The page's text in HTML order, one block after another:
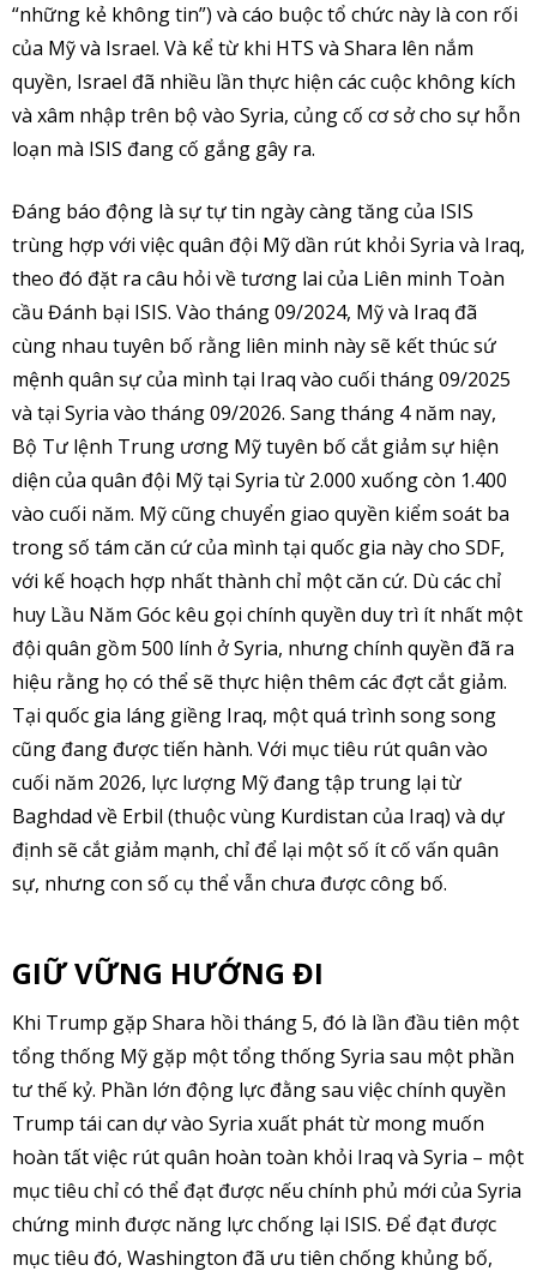
“những kẻ không tin”) và cáo buộc tổ chức này là con rối
của Mỹ và Israel. Và kể từ khi HTS và Shara lên nắm
quyền, Israel đã nhiều lần thực hiện các cuộc không kích
và xâm nhập trên bộ vào Syria, củng cố cơ sở cho sự hỗn
loạn mà ISIS đang cố gắng gây ra.
Đáng báo động là sự tự tin ngày càng tăng của ISIS
trùng hợp với việc quân đội Mỹ dần rút khỏi Syria và Iraq,
theo đó đặt ra câu hỏi về tương lai của Liên minh Toàn
cầu Đánh bại ISIS. Vào tháng 09/2024, Mỹ và Iraq đã
cùng nhau tuyên bố rằng liên minh này sẽ kết thúc sứ
mệnh quân sự của mình tại Iraq vào cuối tháng 09/2025
và tại Syria vào tháng 09/2026. Sang tháng 4 năm nay,
Bộ Tư lệnh Trung ương Mỹ tuyên bố cắt giảm sự hiện
diện của quân đội Mỹ tại Syria từ 2.000 xuống còn 1.400
vào cuối năm. Mỹ cũng chuyển giao quyền kiểm soát ba
trong số tám căn cứ của mình tại quốc gia này cho SDF,
với kế hoạch hợp nhất thành chỉ một căn cứ. Dù các chỉ
huy Lầu Năm Góc kêu gọi chính quyền duy trì ít nhất một
đội quân gồm 500 lính ở Syria, nhưng chính quyền đã ra
hiệu rằng họ có thể sẽ thực hiện thêm các đợt cắt giảm.
Tại quốc gia láng giềng Iraq, một quá trình song song
cũng đang được tiến hành. Với mục tiêu rút quân vào
cuối năm 2026, lực lượng Mỹ đang tập trung lại từ
Baghdad về Erbil (thuộc vùng Kurdistan của Iraq) và dự
định sẽ cắt giảm mạnh, chỉ để lại một số ít cố vấn quân
sự, nhưng con số cụ thể vẫn chưa được công bố.
GIỮ VỮNG HƯỚNG ĐI
Khi Trump gặp Shara hồi tháng 5, đó là lần đầu tiên một
tổng thống Mỹ gặp một tổng thống Syria sau một phần
tư thế kỷ. Phần lớn động lực đằng sau việc chính quyền
Trump tái can dự vào Syria xuất phát từ mong muốn
hoàn tất việc rút quân hoàn toàn khỏi Iraq và Syria – một
mục tiêu chỉ có thể đạt được nếu chính phủ mới của Syria
chứng minh được năng lực chống lại ISIS. Để đạt được
mục tiêu đó, Washington đã ưu tiên chống khủng bố,